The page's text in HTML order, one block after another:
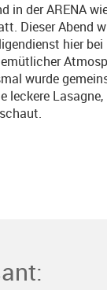
in der ARENA
Dieser Abend
hier
wurde
leckere